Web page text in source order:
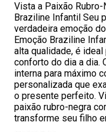
Vista a Paixão
Braziline Infantil Seu
verdadeira emoção
Emoção Braziline
alta qualidade, é
conforto do dia a dia.
interna para máximo
personalizada que
o presente perfeito.
paixão rubro-negra
transforme seu filho